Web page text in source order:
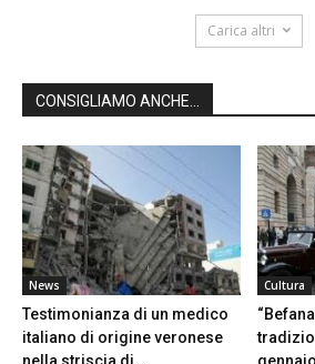
Carica altri
CONSIGLIAMO ANCHE...
News
Testimonianza di un medico
italiano di origine veronese
Cultura